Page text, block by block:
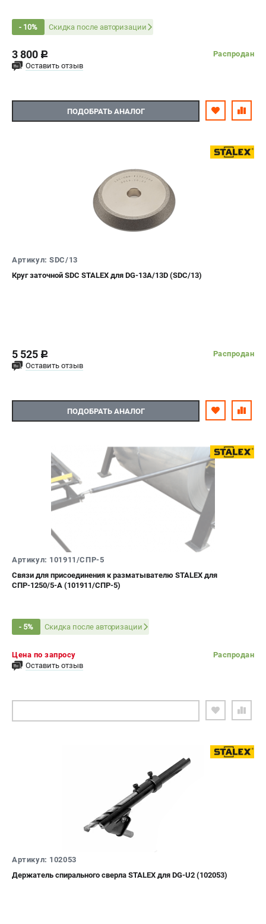
- 10% Скидка после авторизации
3 800 c
Распродан
Оставить отзыв
ПОДОБРАТЬ АНАЛОГ
Артикул: SDC/13
Круг заточной SDC STALEX для DG-13A/13D (SDC/13)
5 525 c
Распродан
Оставить отзыв
ПОДОБРАТЬ АНАЛОГ
Артикул: 101911/СПР-5
Связи для присоединения к разматывателю STALEX для
СПР-1250/5-А (101911/СПР-5)
- 5% Скидка после авторизации
Цена по запросу
Распродан
Оставить отзыв
Артикул: 102053
Держатель спирального сверла STALEX для DG-U2 (102053)